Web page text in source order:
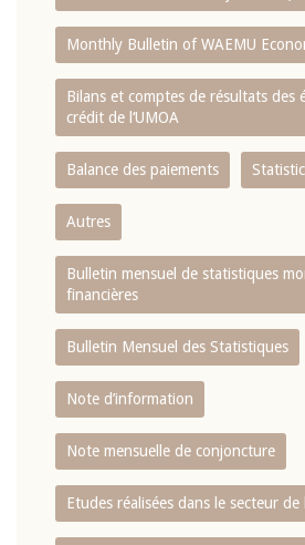
Monthly Bulletin of WAEMU
Bilans et comptes de résultats des
crédit de l‘UMOA
Balance des paiements
Autres
Bulletin mensuel de statistiques
financières
Bulletin Mensuel des Statistiques
Note d’information
Note mensuelle de conjoncture
Etudes réalisées dans le secteur